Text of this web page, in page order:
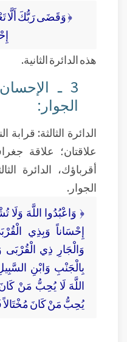
﴿ وَقَضَى رَبُّكَ أَلَّا
هذه الدائرة الثانية.
3 ـ
الجوار:
الدائرة الثالثة:
علاقتان؛ علاقة
أقرباؤك، الدائرة
الجوار.
﴿ وَاعْبُدُوا اللَّهَ وَلَا
إِحْسَاناً وَبِذِي
وَالْجَارِ ذِي
بِالْجَنْبِ وَابْنِ
اللَّهَ لَا يُحِبُّ مَنْ
يُحِبُّ مَنْ كَانَ مُخْتَالاً